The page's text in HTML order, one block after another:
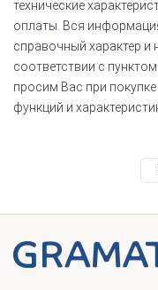
технические
оплаты. Вся
справочный характер и
соответствии с
просим Вас при
функций и